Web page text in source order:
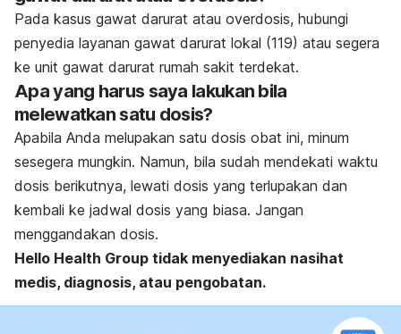
Pada kasus gawat darurat atau overdosis, hubungi
penyedia layanan gawat darurat lokal (119) atau segera
ke unit gawat darurat rumah sakit terdekat.
Apa yang harus saya lakukan bila
melewatkan satu dosis?
Apabila Anda melupakan satu dosis obat ini, minum
sesegera mungkin. Namun, bila sudah mendekati waktu
dosis berikutnya, lewati dosis yang terlupakan dan
kembali ke jadwal dosis yang biasa. Jangan
menggandakan dosis.
Hello Health Group tidak menyediakan nasihat
medis, diagnosis, atau pengobatan.